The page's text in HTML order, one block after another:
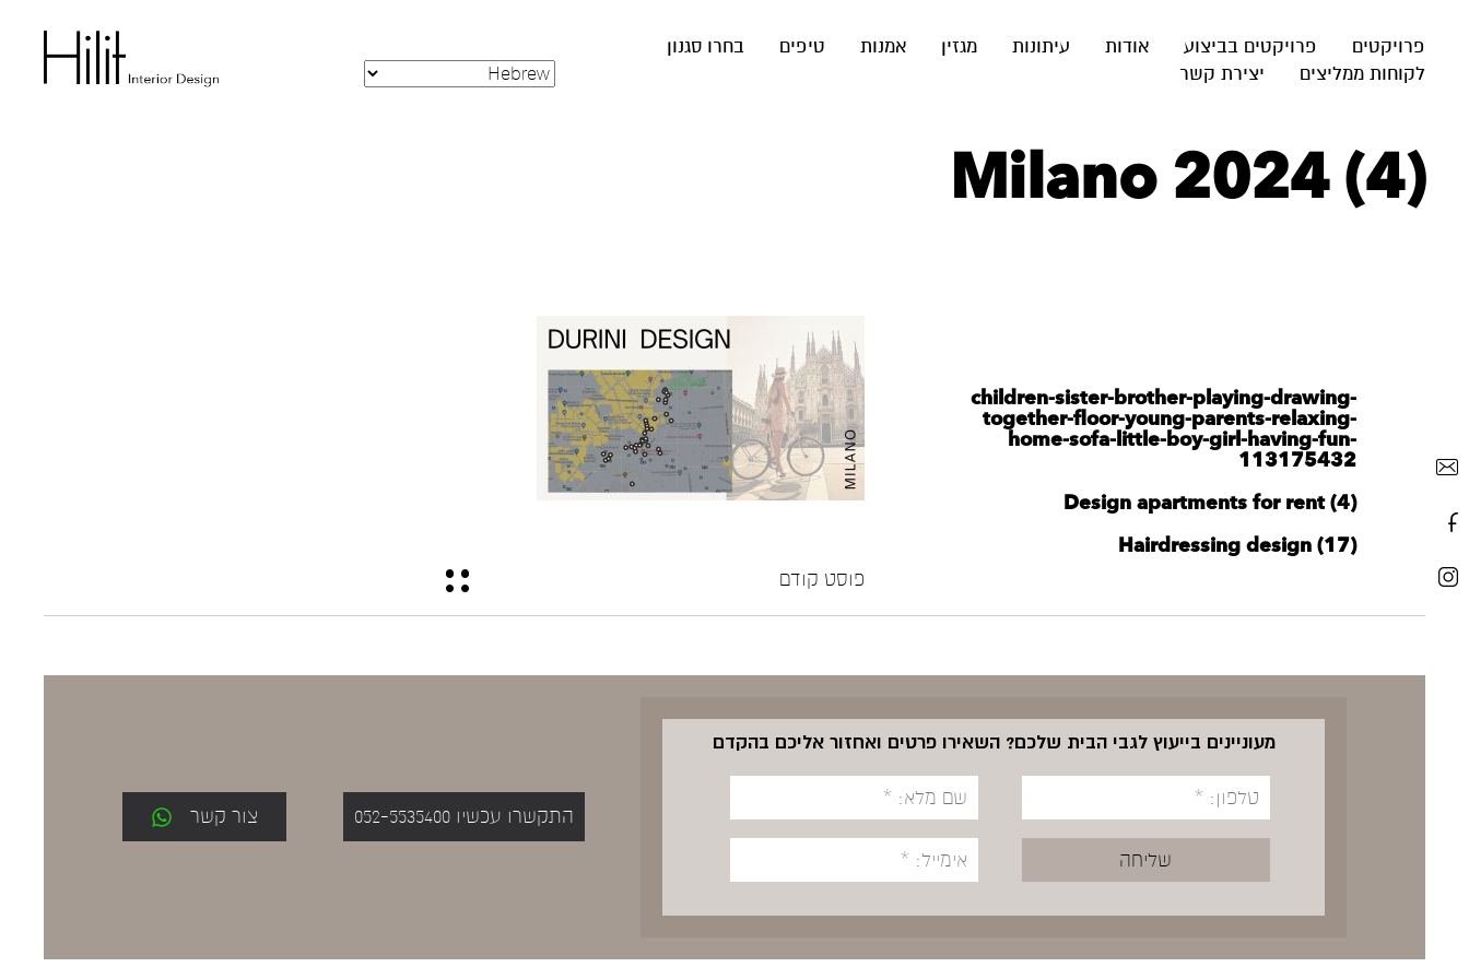
פרויקטים פרויקטים בביצוע אודות עיתונות מגזין אמנות טיפים
בחרו סגנון
לקוחות ממליצים
יצירת קשר
Milano 2024 (4)
children-sister-brother-playing-drawing-
together-floor-young-parents-relaxing-
home-sofa-little-boy-girl-having-fun-
113175432
Design apartments for rent (4)
Hairdressing design (17)
פוסט קודם
מעוניינים בייעוץ לגבי הבית שלכם? השאירו פרטים ואחזור אליכם בהקדם
התקשרו עכשיו 052-5535400 צור קשר